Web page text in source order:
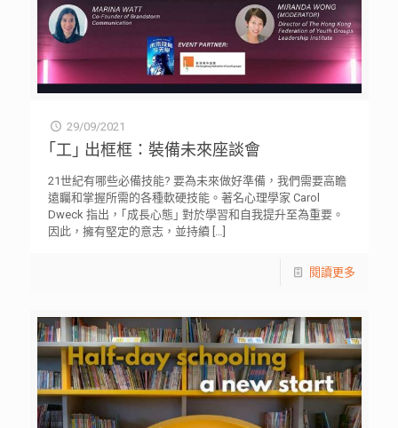
29/09/2021
｢工｣ 出框框：裝備未來座談會
21世紀有哪些必備技能? 要為未來做好準備，我們需要高瞻
遠矚和掌握所需的各種軟硬技能。著名心理學家 Carol
Dweck 指出，｢成長心態｣ 對於學習和自我提升至為重要。
因此，擁有堅定的意志，並持續[…]
閱讀更多